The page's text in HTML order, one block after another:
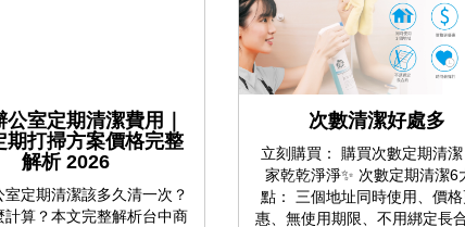
公室定期清潔費用｜
期打掃方案價格完整
解析 2026
室定期清潔該多久清一次？
計算？本文完整解析台中商
次數清潔好處多
立刻購買： 購買次數定期清
家乾乾淨淨✨ 次數定期清潔6
點： 三個地址同時使用、價
惠、無使用期限、不用綁定長合